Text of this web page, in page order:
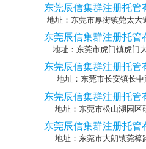
东莞辰信集群注册托管
地址：东莞市厚街镇莞太大
东莞辰信集群注册托管
地址：东莞市虎门镇虎门
东莞辰信集群注册托管
地址：东莞市长安镇长
东莞辰信集群注册托管
地址：东莞市松山湖园区
东莞辰信集群注册托管
地址：东莞市大朗镇莞樟